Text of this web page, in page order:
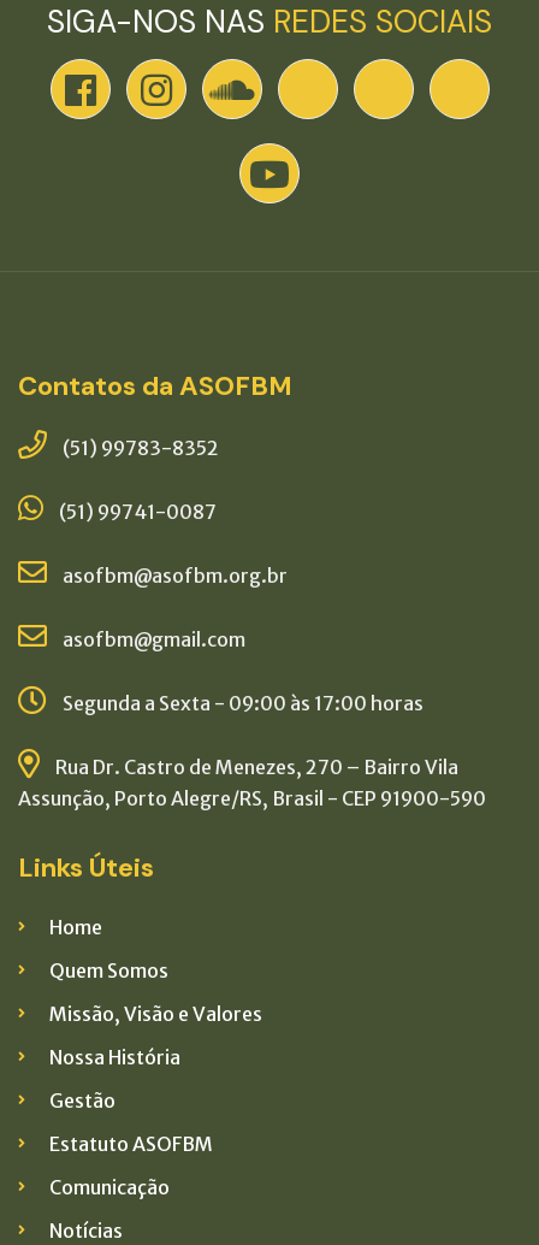
SIGA-NOS NAS REDES SOCIAIS
Contatos da ASOFBM
(51) 99783-8352
(51) 99741-0087
asofbm@asofbm.org.br
asofbm@gmail.com
Segunda a Sexta - 09:00 às 17:00 horas
Rua Dr. Castro de Menezes, 270 – Bairro Vila
Assunção, Porto Alegre/RS, Brasil - CEP 91900-590
Links Úteis
Home
Quem Somos
Missão, Visão e Valores
Nossa História
Gestão
Estatuto ASOFBM
Comunicação
Notícias